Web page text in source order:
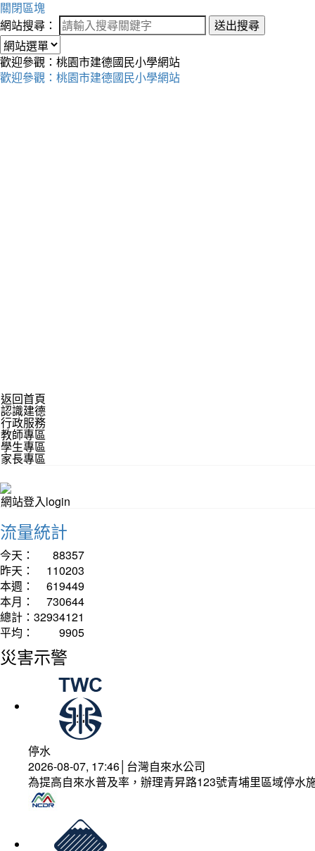
關閉區塊
網站搜尋：
送出搜尋
歡迎參觀：桃園市建德國民小學網站
歡迎參觀：桃園市建德國民小學網站
返回首頁
認識建德
行政服務
教師專區
學生專區
家長專區
網站登入login
流量統計
今天：
88357
昨天：
110203
本週：
619449
本月：
730644
總計： 32934121
平均：
9905
災害示警
停水
2026-08-07, 17:46│台灣自來水公司
為提高自來水普及率，辦理青昇路123號青埔里區域停水